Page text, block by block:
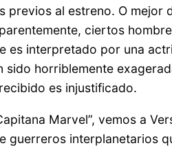
previos al estreno. O
ciertos
es interpretado por una
sido horriblemente
es injustificado.
Marvel”, vemos a
guerreros interplanetarios